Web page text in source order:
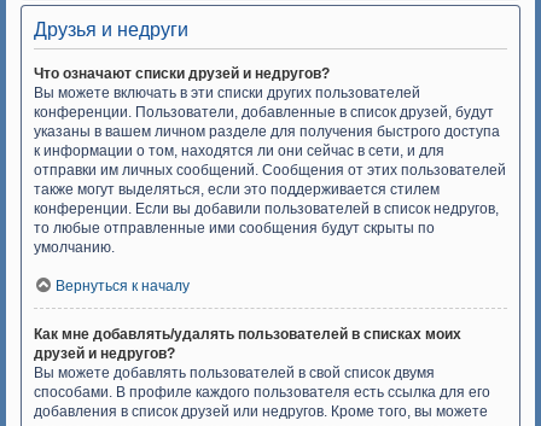
Друзья и недруги
Что означают списки друзей и недругов?
Вы можете включать в эти списки других пользователей
конференции. Пользователи, добавленные в список друзей, будут
указаны в вашем личном разделе для получения быстрого доступа
к информации о том, находятся ли они сейчас в сети, и для
отправки им личных сообщений. Сообщения от этих пользователей
также могут выделяться, если это поддерживается стилем
конференции. Если вы добавили пользователей в список недругов,
то любые отправленные ими сообщения будут скрыты по
умолчанию.
Вернуться к началу
Как мне добавлять/удалять пользователей в списках моих
друзей и недругов?
Вы можете добавлять пользователей в свой список двумя
способами. В профиле каждого пользователя есть ссылка для его
добавления в список друзей или недругов. Кроме того, вы можете